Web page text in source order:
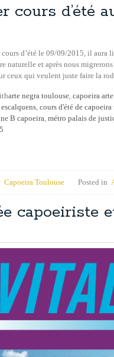
cours d’été
d’été le 09/09/2015, il aura
naturelle et après nous
ceux qui veulent juste faire la
arte negra toulouse capoeira
cours d'été de
B capoeira métro palais de
Capoeira Toulouse Posted in
capoeiriste